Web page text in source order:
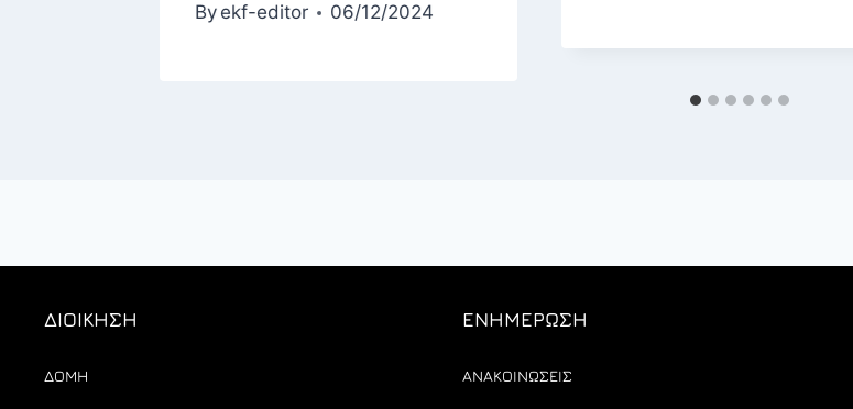
By ekf-editor 06/12/2024
ΔΙΟΙΚΗΣΗ
ΔΟΜΗ
ΕΝΗΜΕΡΩΣΗ
ΑΝΑΚΟΙΝΩΣΕΙΣ